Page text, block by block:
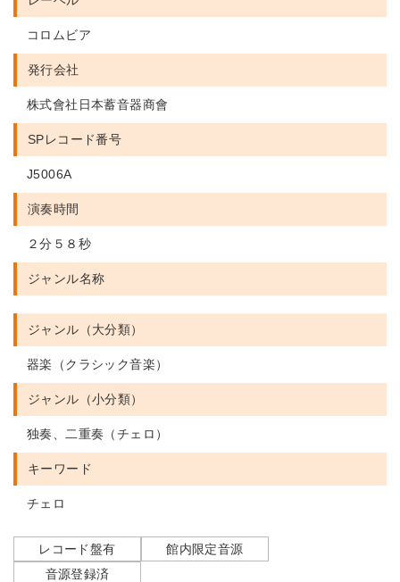
コロムビア
発行会社
株式會社日本蓄音器商會
SPレコード番号
J5006A
演奏時間
２分５８秒
ジャンル名称
ジャンル（大分類）
器楽（クラシック音楽）
ジャンル（小分類）
独奏、二重奏（チェロ）
キーワード
チェロ
レコード盤有
館内限定音源
音源登録済